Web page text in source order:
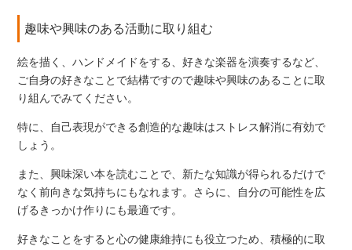
趣味や興味のある活動に取り組む
絵を描く、ハンドメイドをする、好きな楽器を演奏するなど、
ご自身の好きなことで結構ですので趣味や興味のあることに取
り組んでみてください。
特に、自己表現ができる創造的な趣味はストレス解消に有効で
しょう。
また、興味深い本を読むことで、新たな知識が得られるだけで
なく前向きな気持ちにもなれます。さらに、自分の可能性を広
げるきっかけ作りにも最適です。
好きなことをすると心の健康維持にも役立つため、積極的に取